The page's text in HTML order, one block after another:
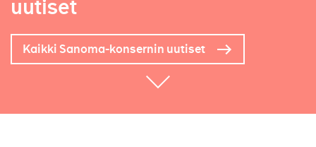
uutiset
Kaikki Sanoma-konsernin uutiset